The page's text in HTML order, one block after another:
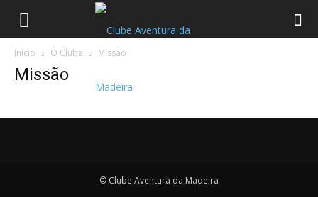
Início O Clube Missão
Missão
© Clube Aventura da Madeira